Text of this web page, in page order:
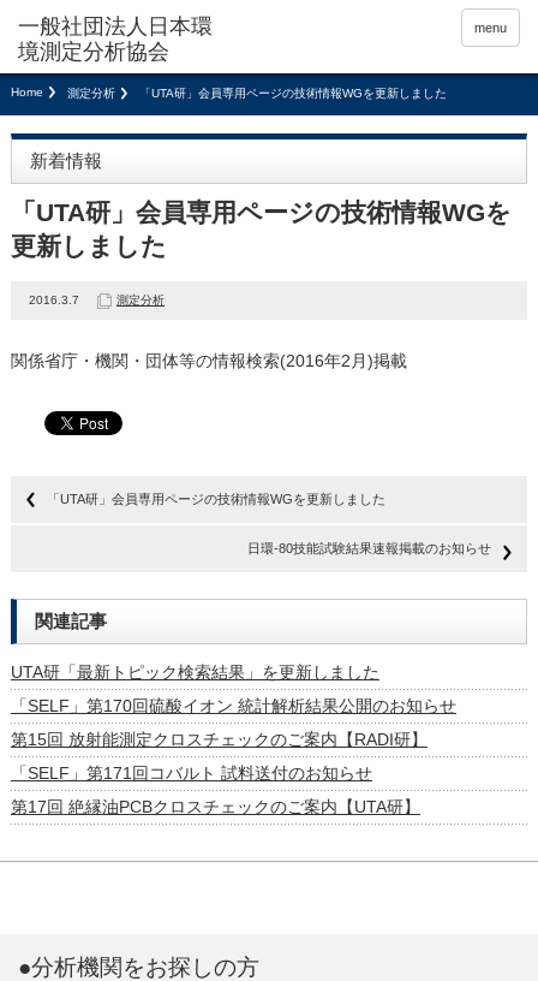
menu
Home 測定分析 「UTA研」会員専用ページの技術情報WGを更新しました
新着情報
「UTA研」会員専用ページの技術情報WGを
更新しました
2016.3.7 測定分析
関係省庁・機関・団体等の情報検索(2016年2月)掲載
「UTA研」会員専用ページの技術情報WGを更新しました
日環-80技能試験結果速報掲載のお知らせ
関連記事
UTA研「最新トピック検索結果」を更新しました
「SELF」第170回硫酸イオン 統計解析結果公開のお知らせ
第15回 放射能測定クロスチェックのご案内【RADI研】
「SELF」第171回コバルト 試料送付のお知らせ
第17回 絶縁油PCBクロスチェックのご案内【UTA研】
●分析機関をお探しの方